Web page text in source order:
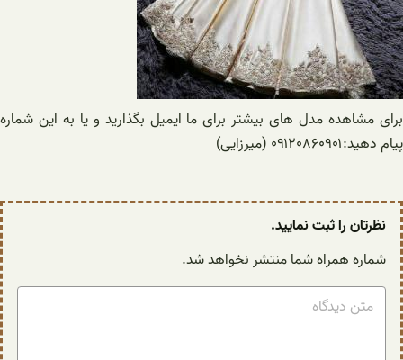
برای مشاهده مدل های بیشتر برای ما ایمیل بگذارید و یا به این شماره
پیام دهید:۰۹۱۲۰۸۶۰۹۰۱ (میرزایی)
نظرتان را ثبت نمایید.
شماره همراه شما منتشر نخواهد شد.